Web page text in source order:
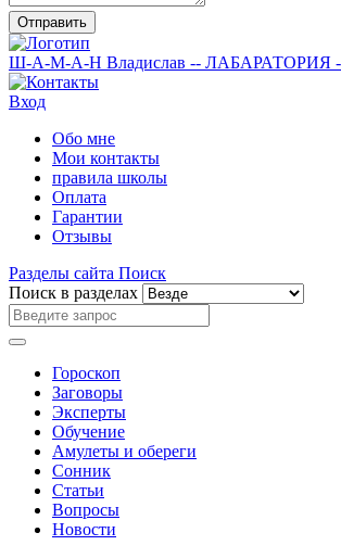
Отправить
Ш-А-М-А-Н Владислав -- ЛАБАРАТОРИЯ
Вход
Обо мне
Мои контакты
правила школы
Оплата
Гарантии
Отзывы
Разделы сайта Поиск
Поиск в разделах
Гороскоп
Заговоры
Эксперты
Обучение
Амулеты и обереги
Сонник
Статьи
Вопросы
Новости